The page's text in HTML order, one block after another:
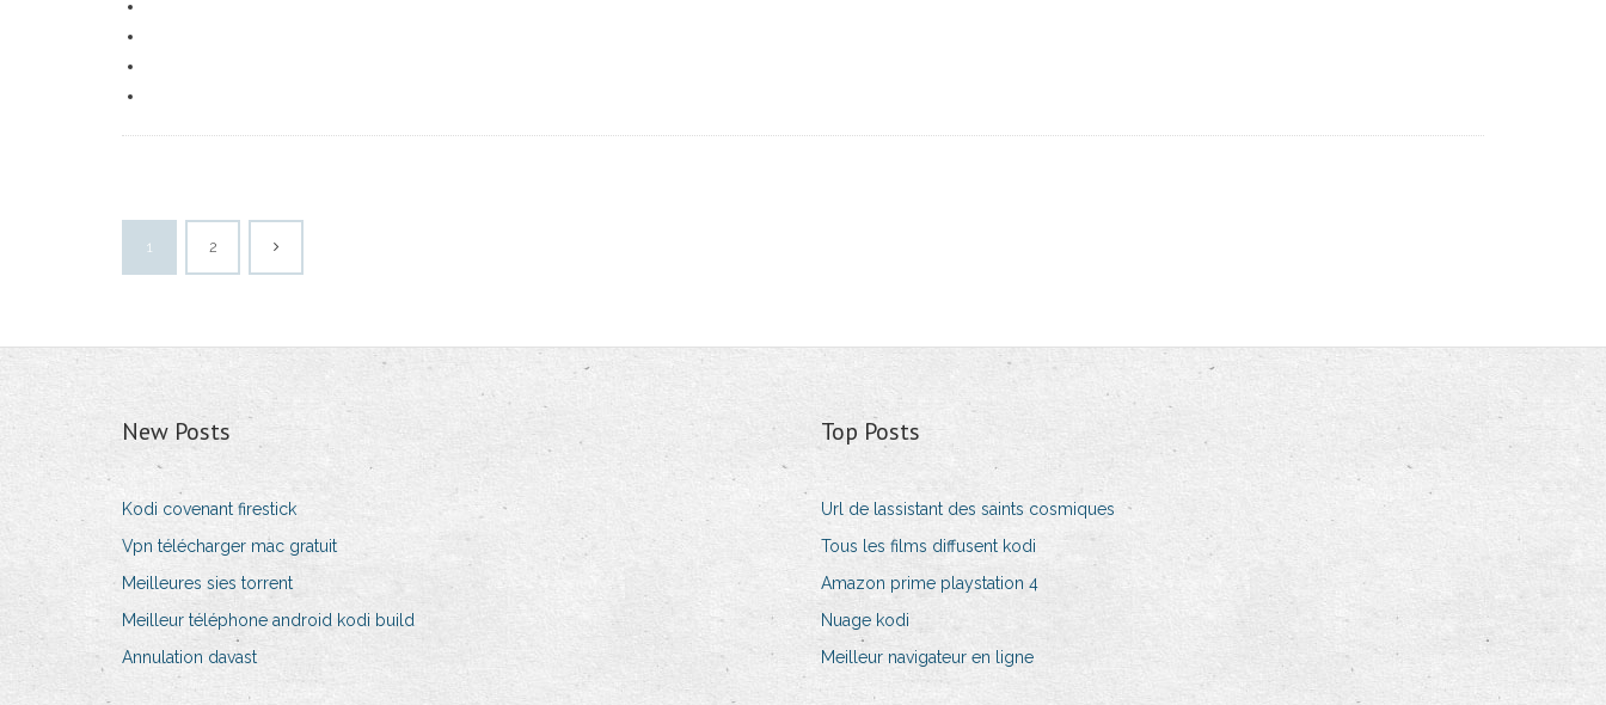
1 2
New Posts
Kodi covenant firestick
Vpn télécharger mac gratuit
Meilleures sies torrent
Meilleur téléphone android kodi build
Annulation davast
Top Posts
Url de lassistant des saints cosmiques
Tous les films diffusent kodi
Amazon prime playstation 4
Nuage kodi
Meilleur navigateur en ligne